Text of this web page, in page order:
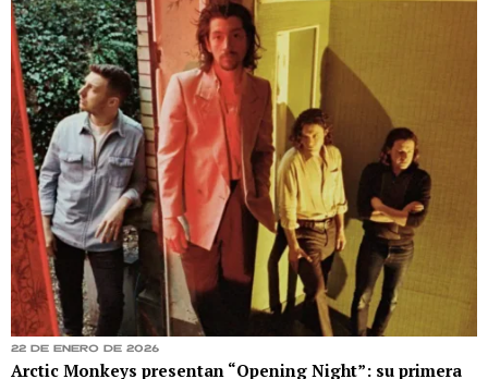
22 de enero de 2026
Arctic Monkeys presentan “Opening Night”: su primera